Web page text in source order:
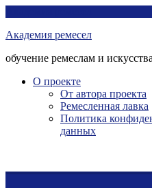
контенту
Академия ремесел
обучение ремеслам и
О проекте
От автора проекта
Ремесленная лавка
Политика
данных